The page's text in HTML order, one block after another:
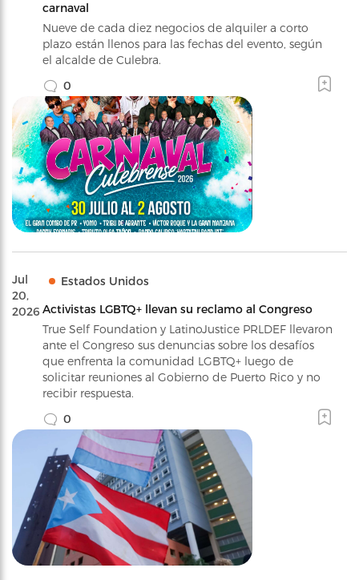
carnaval
Nueve de cada diez negocios de alquiler a corto
plazo están llenos para las fechas del evento, según
el alcalde de Culebra.
0
Jul
20,
2026
Estados Unidos
Activistas LGBTQ+ llevan su reclamo al Congreso
True Self Foundation y LatinoJustice PRLDEF llevaron
ante el Congreso sus denuncias sobre los desafíos
que enfrenta la comunidad LGBTQ+ luego de
solicitar reuniones al Gobierno de Puerto Rico y no
recibir respuesta.
0